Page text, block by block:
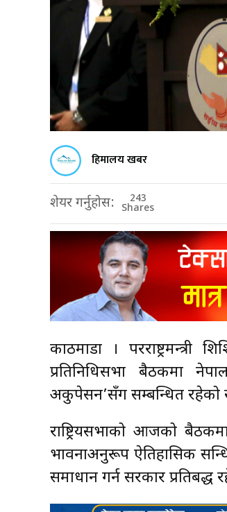
हिमालय खबर
शेयर गर्नुहोस: 243
Shares
काठमाडौँ ।
प्रतिनिधिसभा बैठकमा
अकुपेसन’सँग सम्बन्धित रहेको
राष्ट्रियसभाको आजको
भावनाअनुरूप ऐतिहासिक
समाधान गर्न सरकार प्रतिबद्ध